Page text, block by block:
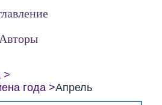
года
Апрель